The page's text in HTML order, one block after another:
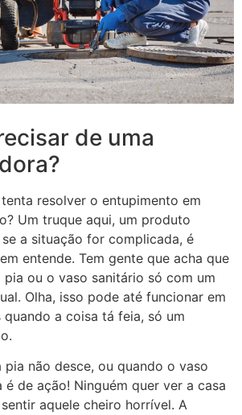
de uma
resolver o entupimento em
Um truque aqui, um produto
a situação for complicada, é
entende. Tem gente que acha que
ou o vaso sanitário só com um
Olha, isso pode até funcionar em
quando a coisa tá feia, só um
pia não desce, ou quando o vaso
de ação! Ninguém quer ver a casa
aquele cheiro horrível. A